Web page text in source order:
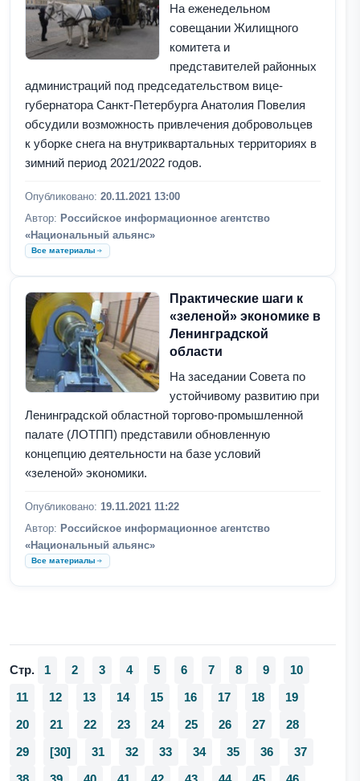
На еженедельном
совещании Жилищного
комитета и
представителей районных
администраций под председательством вице-
губернатора Санкт-Петербурга Анатолия Повелия
обсудили возможность привлечения добровольцев
к уборке снега на внутриквартальных территориях в
зимний период 2021/2022 годов.
Опубликовано: 20.11.2021 13:00
Автор: Российское информационное агентство
«Национальный альянс»
Все материалы
Практические шаги к
«зеленой» экономике в
Ленинградской
области
На заседании Совета по
устойчивому развитию при
Ленинградской областной торгово-промышленной
палате (ЛОТПП) представили обновленную
концепцию деятельности на базе условий
«зеленой» экономики.
Опубликовано: 19.11.2021 11:22
Автор: Российское информационное агентство
«Национальный альянс»
Все материалы
Стр. 1 2 3 4 5 6 7 8 9
10
11
12 13 14 15 16 17 18
19
20
21 22 23 24 25 26 27
28
29
[30] 31 32 33 34 35 36
37